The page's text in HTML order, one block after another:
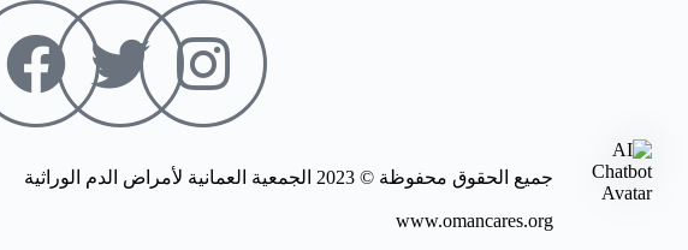
جميع الحقوق محفوظة © 2023 الجمعية العمانية لأمراض الدم الوراثية
www.omancares.org